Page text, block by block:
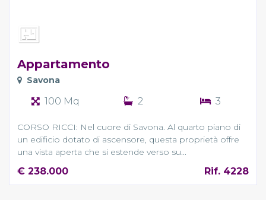
Appartamento
Savona
100 Mq 2 3
CORSO RICCI: Nel cuore di Savona. Al quarto piano di
un edificio dotato di ascensore, questa proprietà offre
una vista aperta che si estende verso su...
€ 238.000 Rif. 4228